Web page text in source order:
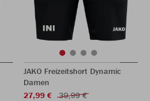
JAKO Freizeitshort Dynamic
Damen
27,99 €
39,99 €